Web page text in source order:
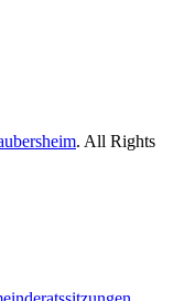
. All Rights